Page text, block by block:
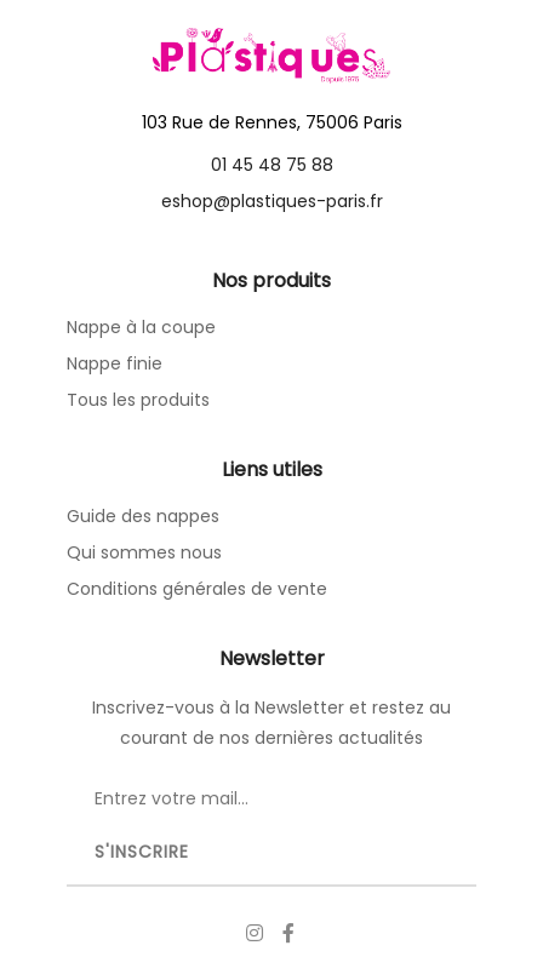
103 Rue de Rennes, 75006 Paris
01 45 48 75 88
eshop@plastiques-paris.fr
Nos produits
Nappe à la coupe
Nappe finie
Tous les produits
Liens utiles
Guide des nappes
Qui sommes nous
Conditions générales de vente
Newsletter
Inscrivez-vous à la Newsletter et restez au
courant de nos dernières actualités